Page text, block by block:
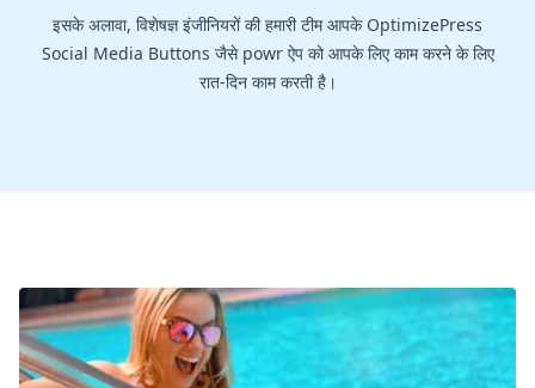
इसके अलावा, विशेषज्ञ इंजीनियरों की हमारी टीम आपके OptimizePress
Social Media Buttons जैसे powr ऐप को आपके लिए काम करने के लिए
रात-दिन काम करती है।